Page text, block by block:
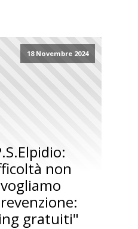
18 Novembre 2024
non
gratuiti"